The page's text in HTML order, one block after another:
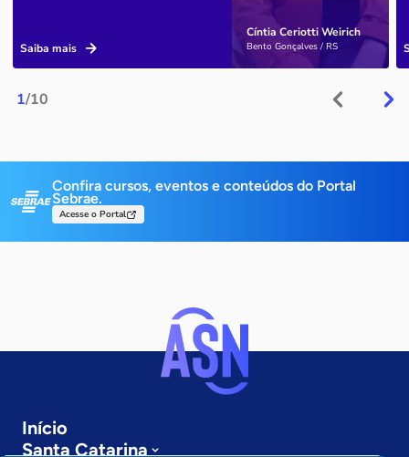
1/10
Cíntia Ceriotti Weirich
Bento Gonçalves / RS
Saiba mais
Confira cursos, eventos e conteúdos do Portal
Sebrae.
Acesse o Portal
Início
Santa Catarina